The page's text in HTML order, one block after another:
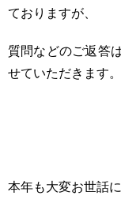
ておりますが、
質問などのご返答
せていただきます。
本年も大変お世話